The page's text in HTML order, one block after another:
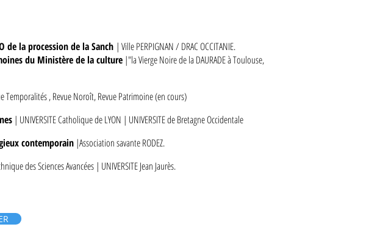
de la procession de la Sanch | Ville PERPIGNAN / DRAC OCCITANIE.
du Ministère de la culture |"la Vierge Noire de la DAURADE à Toulouse,
Temporalités , Revue Noroît, Revue Patrimoine (en cours)
| UNIVERSITE Catholique de LYON | UNIVERSITE de Bretagne Occidentale
contemporain |Association savante RODEZ.
des Sciences Avancées | UNIVERSITE Jean Jaurès.